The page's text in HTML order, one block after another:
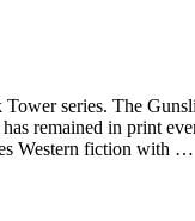
series. The
remained in print
Western fiction with …